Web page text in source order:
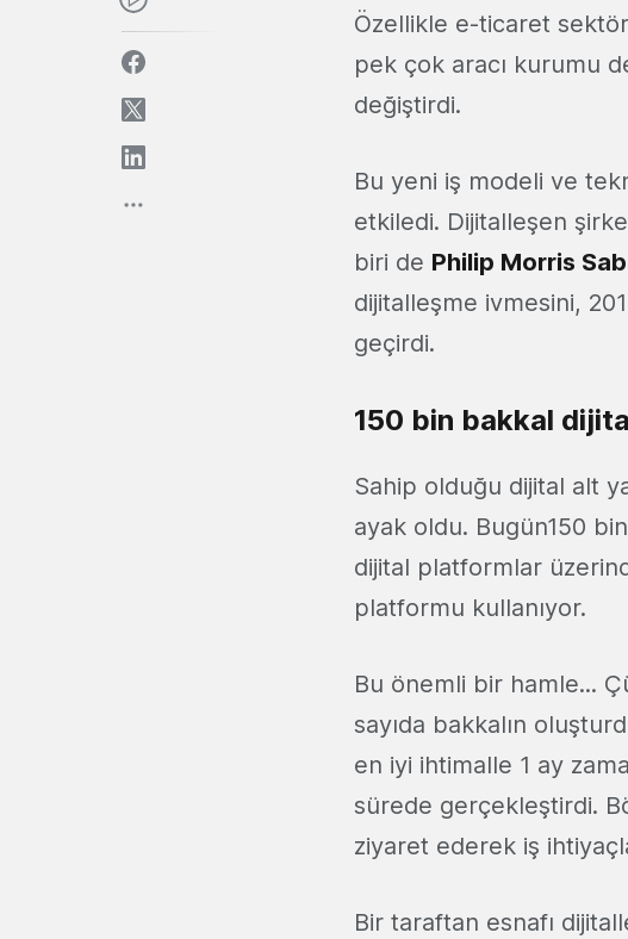
Özellikle e-ticaret
pek çok aracı kurumu
değiştirdi.
Bu yeni iş modeli ve
etkiledi. Dijitalleşen
biri de Philip Morris
dijitalleşme ivmesini,
geçirdi.
150 bin bakkal
Sahip olduğu dijital alt
ayak oldu. Bugün150
dijital platformlar
platformu kullanıyor.
Bu önemli bir hamle...
sayıda bakkalın
en iyi ihtimalle 1 ay
sürede gerçekleştirdi.
ziyaret ederek iş
Bir taraftan esnafı